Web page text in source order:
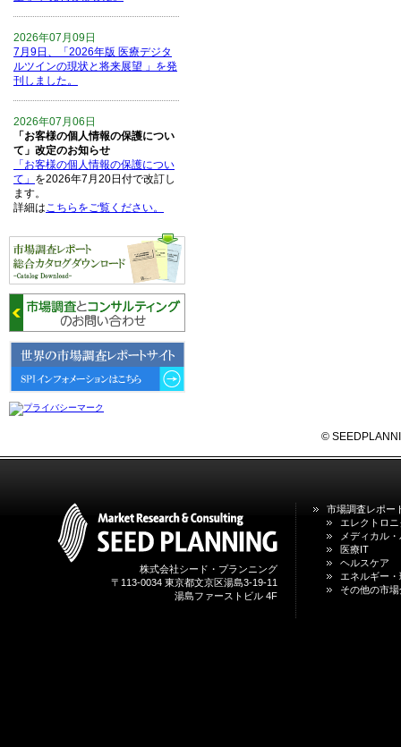
2026年07月09日
7月9日、「2026年版 医療デジタ
ルツインの現状と将来展望 」を発
刊しました。
2026年07月06日
「お客様の個人情報の保護につい
て」改定のお知らせ
「お客様の個人情報の保護につい
て」 を2026年7月20日付で改訂し
ます。
詳細はこちらをご覧ください。
2026年06月15日
6月15日、「中国の医療保険医薬
品リスト 」を発刊しました。
2026年06月01日
6月1日、「2026-27年版 5G SA、
6GにおけるIoT／サービス市場の
動向 」を発刊しました。
2026年04月30日
4月30日、「2026年版 オンライン
1月31日、「DXが加速するMCI・
認知症ケア支援サービスの現状と
今後の方向性 」を発刊しました。
1月13日、「営業支援DXにおける
名刺管理サービスの最新動向2026
©
株式会社シード・プランニング
〒113-0034 東京都文京区湯島3-19-11
湯島ファーストビル 4F
市場調査レポー
エレクトロ
メディカル
医療IT
ヘルスケア
エネルギー
その他の市